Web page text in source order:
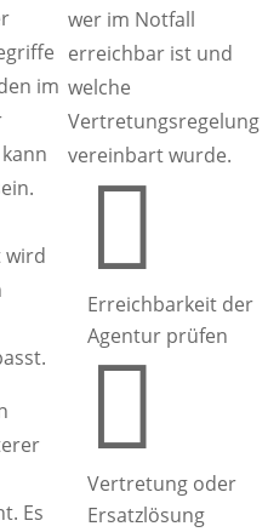
im
wird
Es
wer im Notfall
erreichbar ist und
welche
Vertretungsregelung
vereinbart wurde.

Erreichbarkeit der
Agentur prüfen

Vertretung oder
Ersatzlösung